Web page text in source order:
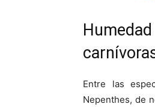
Entre las
Nepenthes, de